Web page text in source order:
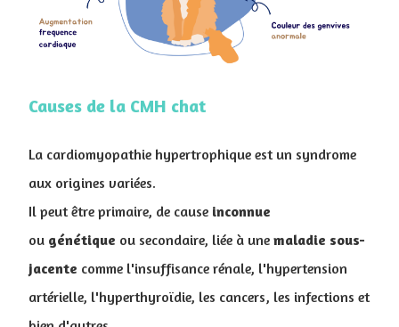
Causes de la CMH chat
La cardiomyopathie hypertrophique est un syndrome
aux origines variées.
Il peut être primaire, de cause inconnue
ou génétique ou secondaire, liée à une maladie sous-
jacente comme l'insuffisance rénale, l'hypertension
artérielle, l'hyperthyroïdie, les cancers, les infections et